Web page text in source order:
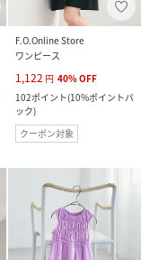
F.O.Online Store
ワンピース
1,122 円 40%OFF
102ポイント(10%ポイントバ
ック)
クーポン対象